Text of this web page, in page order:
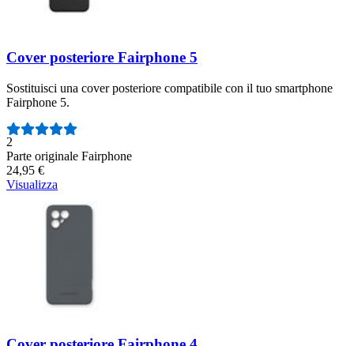
Cover posteriore Fairphone 5
Sostituisci una cover posteriore compatibile con il tuo smartphone
Fairphone 5.
Numero di recensioni:
2
Parte originale Fairphone
24,95 €
Visualizza